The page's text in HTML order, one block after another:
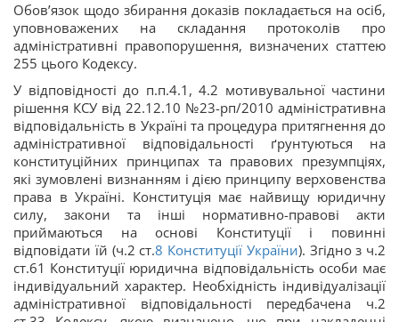
Обов’язок щодо збирання доказів покладається на осіб,
уповноважених на складання протоколів про
адміністративні правопорушення, визначених статтею
255 цього Кодексу.
У відповідності до п.п.4.1, 4.2 мотивувальної частини
рішення КСУ від 22.12.10 №23-рп/2010 адміністративна
відповідальність в Україні та процедура притягнення до
адміністративної відповідальності ґрунтуються на
конституційних принципах та правових презумпціях,
які зумовлені визнанням і дією принципу верховенства
права в Україні. Конституція має найвищу юридичну
силу, закони та інші нормативно-правові акти
приймаються на основі Конституції і повинні
відповідати їй (ч.2 ст.8 Конституції України). Згідно з ч.2
ст.61 Конституції юридична відповідальність особи має
індивідуальний характер. Необхідність індивідуалізації
адміністративної відповідальності передбачена ч.2